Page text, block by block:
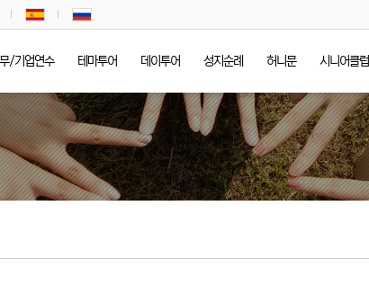
/기업연수 테마투어 데이투어 성지순례 허니문 시니어클럽